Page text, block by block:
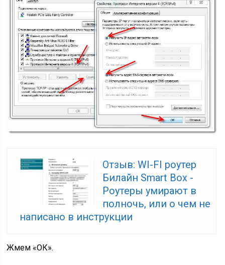
Отзыв: WI-FI роутер
Билайн Smart Box -
Роутеры умирают в
полночь, или о чем не
написано в инструкции
Жмем «ОК».